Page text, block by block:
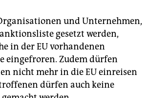
und Unternehmen,
gesetzt werden,
in der EU vorhandenen
eingefroren. Zudem dürfen
nicht mehr in die EU einreisen
dürfen auch keine